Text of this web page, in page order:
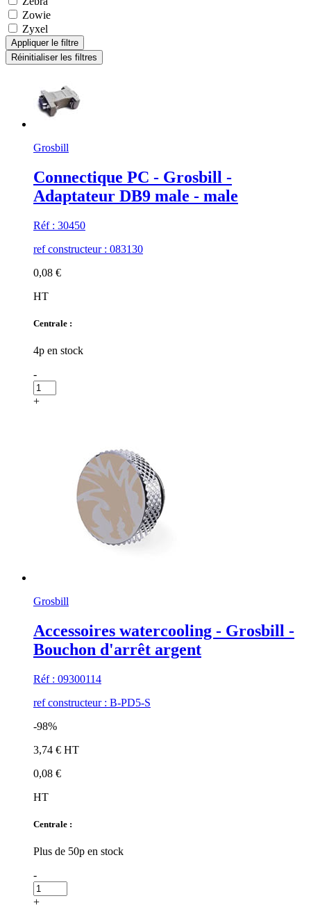
Zowie
Zyxel
Grosbill
Connectique PC - Grosbill -
Adaptateur DB9 male - male
Réf : 30450
ref constructeur : 083130
0,08 €
HT
Centrale :
4p en stock
-
+
Grosbill
Accessoires watercooling - Grosbill -
Bouchon d'arrêt argent
Réf : 09300114
ref constructeur : B-PD5-S
-98%
3,74 € HT
0,08 €
HT
Centrale :
Plus de 50p en stock
-
+